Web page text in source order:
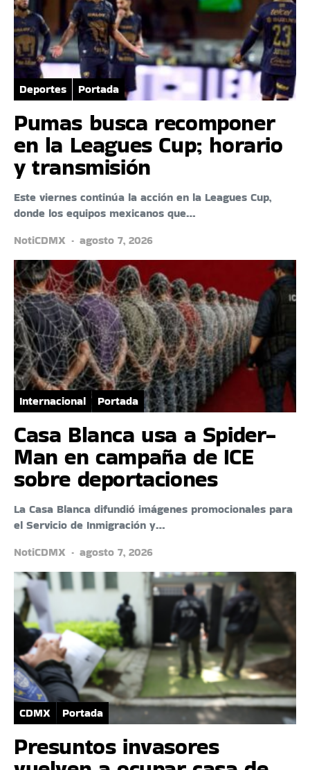
Deportes Portada
Pumas busca recomponer
en la Leagues Cup; horario
y transmisión
Este viernes continúa la acción en la Leagues Cup,
donde los equipos mexicanos que…
NotiCDMX
agosto 7, 2026
Internacional Portada
Casa Blanca usa a Spider-
Man en campaña de ICE
sobre deportaciones
La Casa Blanca difundió imágenes promocionales para
el Servicio de Inmigración y…
NotiCDMX
agosto 7, 2026
CDMX Portada
Presuntos invasores